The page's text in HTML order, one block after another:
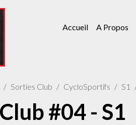
Accueil A Propos
Sorties Club CycloSportifs S1
#04 - S1